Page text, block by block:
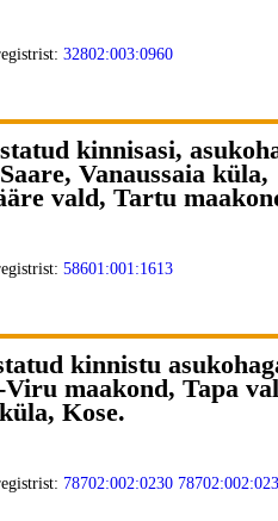
32802:003:0960
kinnisasi,
Vanaussaia küla,
vald, Tartu
58601:001:1613
kinnistu
Viru maakond, Tapa
Kose.
78702:002:0230